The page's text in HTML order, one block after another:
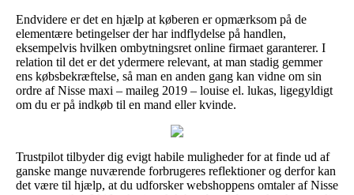
Endvidere er det en hjælp at køberen er opmærksom på de
elementære betingelser der har indflydelse på handlen,
eksempelvis hvilken ombytningsret online firmaet garanterer. I
relation til det er det ydermere relevant, at man stadig gemmer
ens købsbekræftelse, så man en anden gang kan vidne om sin
ordre af Nisse maxi – maileg 2019 – louise el. lukas, ligegyldigt
om du er på indkøb til en mand eller kvinde.
Trustpilot tilbyder dig evigt habile muligheder for at finde ud af
ganske mange nuværende forbrugeres reflektioner og derfor kan
det være til hjælp, at du udforsker webshoppens omtaler af Nisse